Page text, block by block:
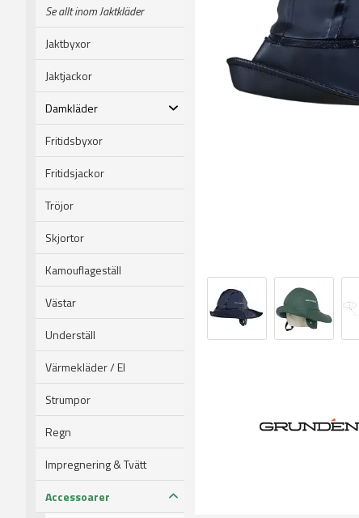
Se allt inom Jaktkläder
Jaktbyxor
Jaktjackor
Damkläder
Fritidsbyxor
Fritidsjackor
Tröjor
Skjortor
Kamouflageställ
Västar
Underställ
Värmekläder / El
Strumpor
Regn
Impregnering & Tvätt
Accessoarer